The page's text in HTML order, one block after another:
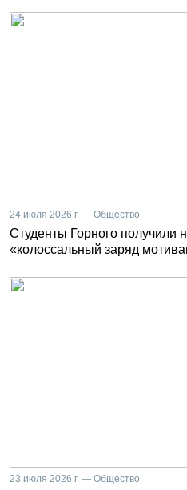
24 июля 2026 г. — Общество
Студенты Горного получили
«колоссальный заряд
23 июля 2026 г. — Общество